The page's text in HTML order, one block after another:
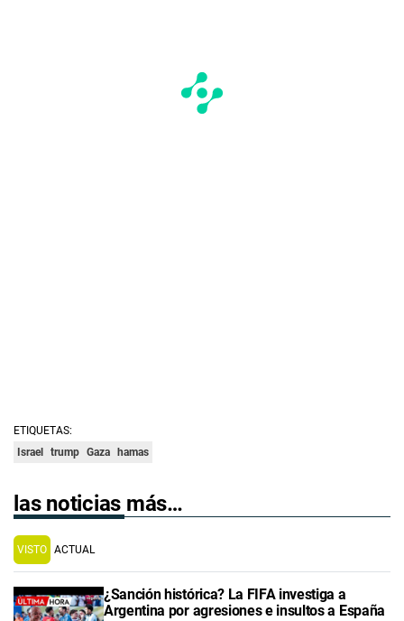
ETIQUETAS:
Israel
trump Gaza hamas
las noticias más…
VISTO ACTUAL
¿Sanción histórica? La FIFA investiga a
Argentina por agresiones e insultos a España